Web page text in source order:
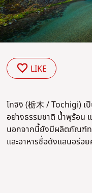
LIKE
โทจิงิ (栃木 / Tochigi)
อย่างธรรมชาติ น้ำพุร้อน
นอกจากนี้ยังมีผลิตภัณฑ์ท
และอาหารชื่อดังแสนอร่อย